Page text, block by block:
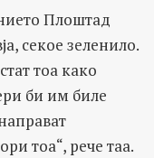
Плоштад
секое зеленило.
тоа како
би им биле
тоа“, рече таа.